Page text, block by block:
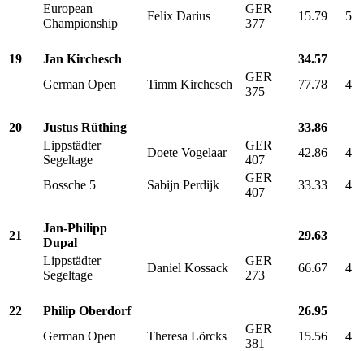
European
Championship
Felix Darius
GER
377
15.79 5
19 Jan Kirchesch
34.57
German Open
Timm Kirchesch
GER
375
77.78 4
20 Justus Rüthing
33.86
Lippstädter
Segeltage
Doete Vogelaar
GER
407
42.86 4
Bossche 5 Sabijn Perdijk
GER
407
33.33 4
21
Jan-Philipp
Dupal
29.63
Lippstädter
Segeltage
Daniel Kossack
GER
273
66.67 4
22 Philip Oberdorf
26.95
German Open
Theresa Lörcks
GER
381
15.56
4